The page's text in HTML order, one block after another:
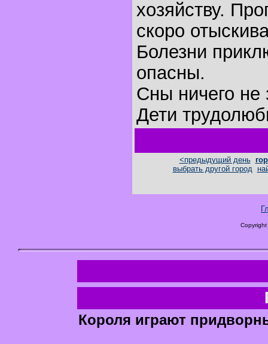
хозяйству.
скоро
Болезни
опасны.
Сны ничего не
Дети
<предыдущий день
выбрать другой город
Короля играют